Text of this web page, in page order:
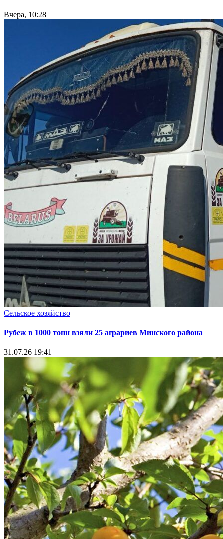
Вчера, 10:28
Сельское хозяйство
Рубеж в 1000 тонн взяли 25 аграриев Минского района
31.07.26 19:41